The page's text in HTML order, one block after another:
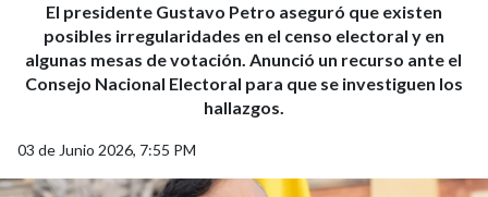
El presidente Gustavo Petro aseguró que existen
posibles irregularidades en el censo electoral y en
algunas mesas de votación. Anunció un recurso ante el
Consejo Nacional Electoral para que se investiguen los
hallazgos.
03 de Junio 2026, 7:55 PM